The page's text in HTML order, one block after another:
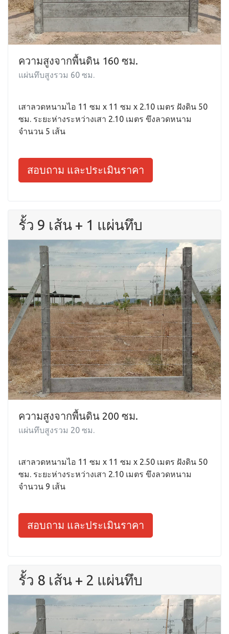
ความสูงจากพื้นดิน 160 ซม.
แผ่นทึบสูงรวม 60 ซม.
เสาลวดหนามไอ 11 ซม x 11 ซม x 2.10 เมตร ฝังดิน 50
ซม. ระยะห่างระหว่างเสา 2.10 เมตร ขึงลวดหนาม
จำนวน 5 เส้น
สอบถาม และประเมินราคา
รั้ว 9 เส้น + 1 แผ่นทึบ
ความสูงจากพื้นดิน 200 ซม.
แผ่นทึบสูงรวม 20 ซม.
เสาลวดหนามไอ 11 ซม x 11 ซม x 2.50 เมตร ฝังดิน 50
ซม. ระยะห่างระหว่างเสา 2.10 เมตร ขึงลวดหนาม
จำนวน 9 เส้น
สอบถาม และประเมินราคา
รั้ว 8 เส้น + 2 แผ่นทึบ